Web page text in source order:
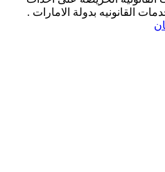
القانونيه بدولة الامارات .